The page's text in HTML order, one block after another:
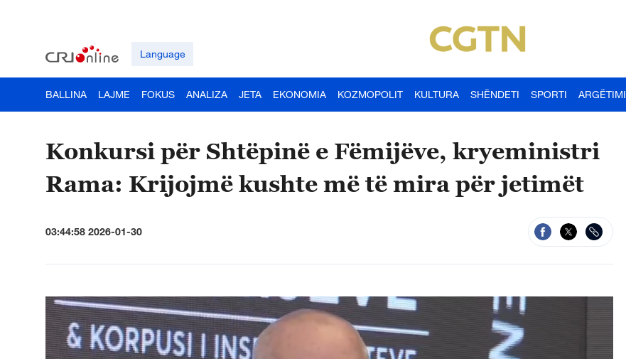
Language
BALLINA LAJME FOKUS ANALIZA JETA EKONOMIA KOZMOPOLIT KULTURA SHËNDETI SPORTI ARGËTIMI
Konkursi për Shtëpinë e Fëmijëve, kryeministri
Rama: Krijojmë kushte më të mira për jetimët
03:44:58 2026-01-30